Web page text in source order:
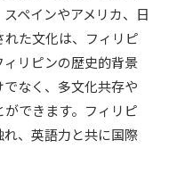
ペインやアメリカ、日
た文化は、フィリピ
リピンの歴史的背景
なく、多文化共存や
できます。フィリピ
、英語力と共に国際